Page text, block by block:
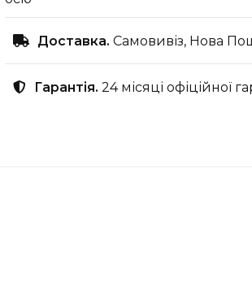
Доставка. Самовивіз, Нова
Гарантія. 24 місяці офіційної